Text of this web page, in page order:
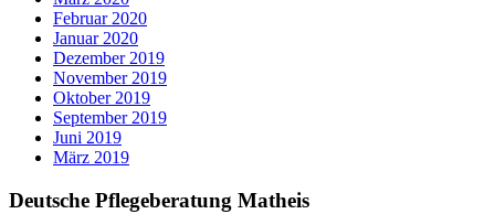
Februar 2020
Januar 2020
Dezember 2019
November 2019
Oktober 2019
September 2019
Juni 2019
März 2019
Deutsche Pflegeberatung Matheis